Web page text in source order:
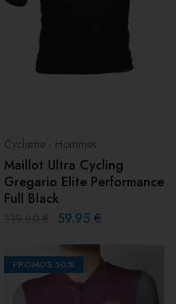
Cyclisme - Hommes
Maillot Ultra Cycling
Gregario Elite Performance
Full Black
59.95 €
PROMOS 50%